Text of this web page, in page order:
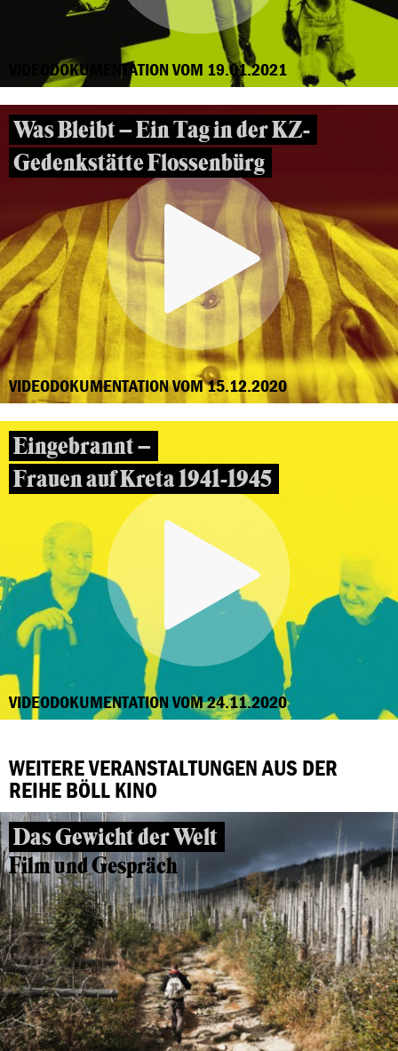
VIDEODOKUMENTATION VOM 19.01.2021
Was Bleibt – Ein Tag in der KZ-
Gedenkstätte Flossenbürg
VIDEODOKUMENTATION VOM 15.12.2020
Eingebrannt –
Frauen auf Kreta 1941-1945
VIDEODOKUMENTATION VOM 24.11.2020
WEITERE VERANSTALTUNGEN AUS DER
REIHE BÖLL KINO
Das Gewicht der Welt
Film und Gespräch